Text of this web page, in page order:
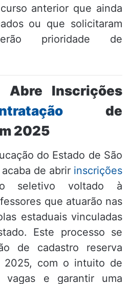
anterior que ainda
ou que solicitaram
prioridade de
Abre Inscrições
de
2025
do Estado de São
de abrir inscrições
seletivo voltado à
que atuarão nas
estaduais vinculadas
Este processo se
de cadastro reserva
2025, com o intuito de
vagas e garantir uma